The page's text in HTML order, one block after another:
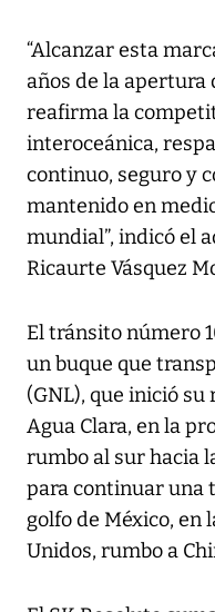
“Alcanzar esta
años de la apertura
reafirma la
interoceánica,
continuo, seguro y
mantenido en
mundial”, indicó el
Ricaurte Vásquez
El tránsito número
un buque que
(GNL), que inició
Agua Clara, en la
rumbo al sur hacia
para continuar una
golfo de México, en
Unidos, rumbo a